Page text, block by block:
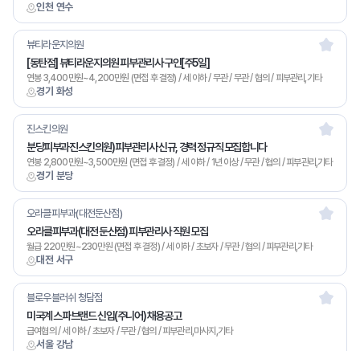
인천 연수
경기 화성
뷰티라운지의원
[동탄점] 뷰티라운지의원 피부관리사 구인[주5일]
연봉 3,400만원~4,200만원 (면접 후 결정) / 세 이하 / 무관 / 무관 / 협의 / 피부관리,기타
경기 분당
진스킨의원
분당피부과진스킨의원)피부관리사 신규, 경력 정규직 모집합니다
연봉 2,800만원~3,500만원 (면접 후 결정) / 세 이하 / 1년 이상 / 무관 / 협의 / 피부관리,기타
대전 서구
오라클피부과(대전둔산점)
오라클피부과(대전 둔산점) 피부관리사 직원 모집
월급 220만원~230만원 (면접 후 결정) / 세 이하 / 초보자 / 무관 / 협의 / 피부관리,기타
서울 강남
블로우블러쉬 청담점
미국계 스파브랜드 신입(주니어) 채용공고
급여협의 / 세 이하 / 초보자 / 무관 / 협의 / 피부관리,마사지,기타